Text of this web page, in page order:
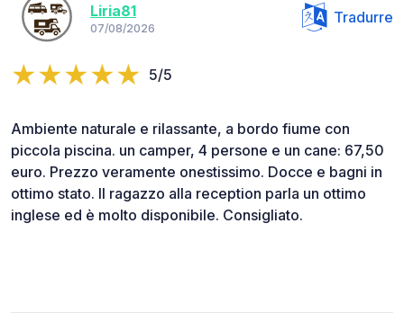
Liria81
07/08/2026
Tradurre
5/5
Ambiente naturale e rilassante, a bordo fiume con
piccola piscina. un camper, 4 persone e un cane: 67,50
euro. Prezzo veramente onestissimo. Docce e bagni in
ottimo stato. Il ragazzo alla reception parla un ottimo
inglese ed è molto disponibile. Consigliato.